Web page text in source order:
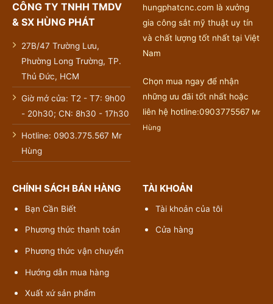
CÔNG TY TNHH TMDV
& SX HÙNG PHÁT
27B/47 Trường Lưu,
Phường Long Trường, TP.
Thủ Đức, HCM
Giờ mở cửa: T2 - T7: 9h00
- 20h30; CN: 8h30 - 17h30
Hotline: 0903.775.567 Mr
Hùng
hungphatcnc.com là xưởng
gia công sắt mỹ thuật uy tín
và chất lượng tốt nhất tại Việt
Nam
Chọn mua ngay để nhận
những ưu đãi tốt nhất hoặc
liên hệ hotline:0903775567 Mr
Hùng
CHÍNH SÁCH BÁN HÀNG
Bạn Cần Biết
Phương thức thanh toán
Phương thức vận chuyển
Hướng dẫn mua hàng
Xuất xứ sản phẩm
TÀI KHOẢN
Tài khoản của tôi
Cửa hàng